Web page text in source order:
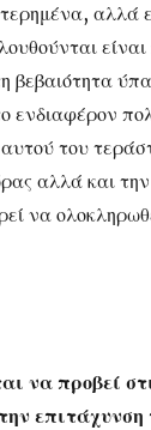
αλλά
βεβαιότητα
ενδιαφέρον
του
αλλά και την
να
να προβεί